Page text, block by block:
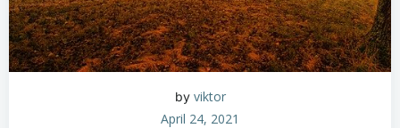
by viktor
April 24, 2021